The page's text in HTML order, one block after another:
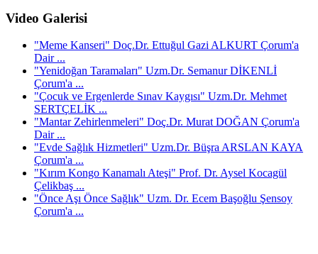
Video Galerisi
"Meme Kanseri" Doç.Dr. Ettuğul Gazi ALKURT Çorum'a
Dair ...
"Yenidoğan Taramaları" Uzm.Dr. Semanur DİKENLİ
Çorum'a ...
"Çocuk ve Ergenlerde Sınav Kaygısı" Uzm.Dr. Mehmet
SERTÇELİK ...
"Mantar Zehirlenmeleri" Doç.Dr. Murat DOĞAN Çorum'a
Dair ...
"Evde Sağlık Hizmetleri" Uzm.Dr. Büşra ARSLAN KAYA
Çorum'a ...
"Kırım Kongo Kanamalı Ateşi" Prof. Dr. Aysel Kocagül
Çelikbaş ...
"Önce Aşı Önce Sağlık" Uzm. Dr. Ecem Başoğlu Şensoy
Çorum'a ...